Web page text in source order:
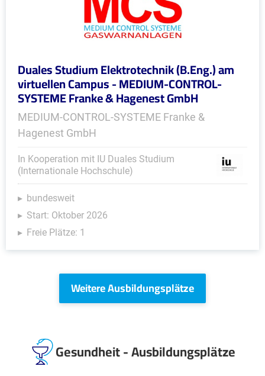
Duales Studium Elektrotechnik (B.Eng.) am
virtuellen Campus - MEDIUM-CONTROL-
SYSTEME Franke & Hagenest GmbH
MEDIUM-CONTROL-SYSTEME Franke &
Hagenest GmbH
In Kooperation mit IU Duales Studium
(Internationale Hochschule)
bundesweit
Start: Oktober 2026
Freie Plätze: 1
Weitere Ausbildungsplätze
Gesundheit - Ausbildungsplätze